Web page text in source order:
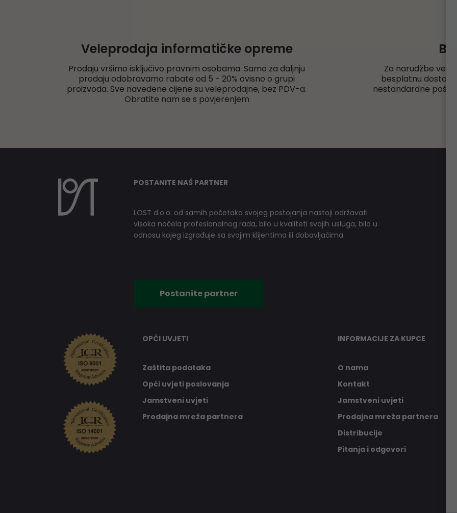
Veleprodaja informatičke opreme
Prodaju vršimo isključivo pravnim osobama. Samo za daljnju
prodaju odobravamo rabate od 5 - 20% ovisno o grupi
proizvoda. Sve navedene cijene su veleprodajne, bez PDV-a.
Obratite nam se s povjerenjem
Za narudžbe
besplatnu dostavu
nestandardne
POSTANITE NAŠ PARTNER
LOST d.o.o. od samih početaka svojeg postojanja nastoji održavati
visoka načela profesionalnog rada, bilo u kvaliteti svojih usluga, bilo u
odnosu kojeg izgrađuje sa svojim klijentima ili dobavljačima.
Postanite partner
OPĆI UVJETI
Zaštita podataka
Opći uvjeti poslovanja
Jamstveni uvjeti
Prodajna mreža partnera
INFORMACIJE ZA KUPCE
O nama
Kontakt
Jamstveni uvjeti
Prodajna mreža partnera
Distribucije
Pitanja i odgovori